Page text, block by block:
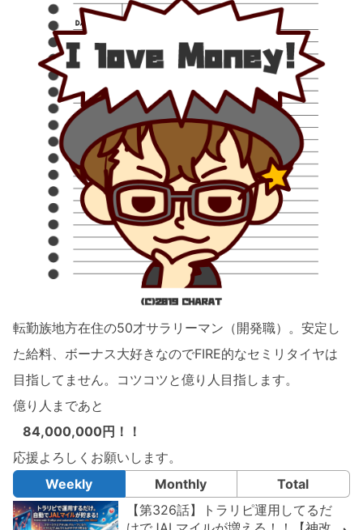
転勤族地方在住の50才サラリーマン（開発職）。安定し
た給料、ボーナス大好きなのでFIRE的なセミリタイヤは
目指してません。コツコツと億り人目指します。
億り人まであと
84,000,000円！！
応援よろしくお願いします。
Weekly
Monthly
Total
【第326話】トラリピ運用してるだ